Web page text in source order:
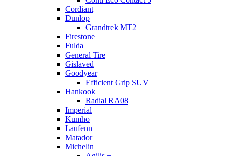
Cordiant
Dunlop
Grandtrek MT2
Firestone
Fulda
General Tire
Gislaved
Goodyear
Efficient Grip SUV
Hankook
Radial RA08
Imperial
Kumho
Laufenn
Matador
Michelin